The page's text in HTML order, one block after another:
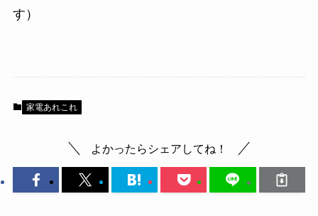
す）
家電あれこれ
よかったらシェアしてね！